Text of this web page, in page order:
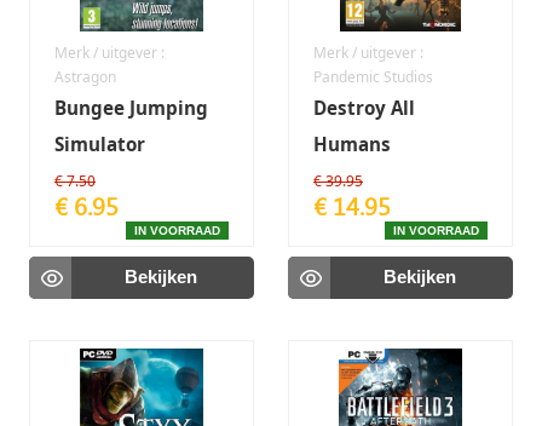
Merk / uitgever :
Astragon
Bungee Jumping
Simulator
€ 7.50
€ 6.95
IN VOORRAAD
Bekijken
Merk / uitgever :
Pandemic Studios
Destroy All
Humans
€ 39.95
€ 14.95
IN VOORRAAD
Bekijken